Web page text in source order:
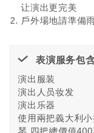
让演出更完美
戶外場地請準備
表演服务包含
演出服装
演出人员妆发
演出乐器
使用兩把義大利
琴 四把總價值